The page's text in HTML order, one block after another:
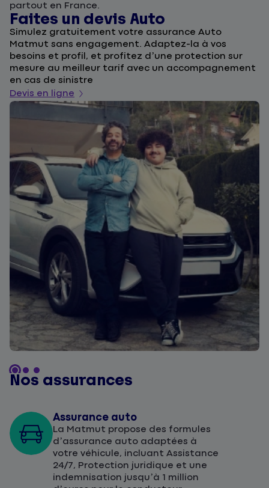
partout en France.
Faites un devis Auto
Simulez gratuitement votre assurance Auto
Matmut sans engagement. Adaptez-la à vos
besoins et profil, et profitez d’une protection sur
mesure au meilleur tarif avec un accompagnement
en cas de sinistre
Devis en ligne
Nos assurances
Assurance auto
La Matmut propose des formules
d’assurance auto adaptées à
votre véhicule, incluant Assistance
24/7, Protection juridique et une
indemnisation jusqu’à 1 million